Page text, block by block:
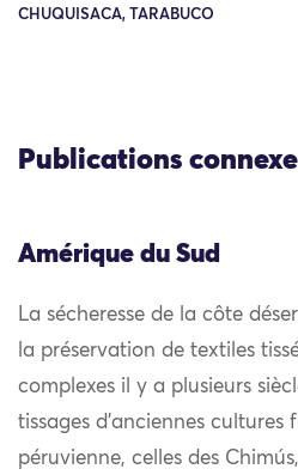
CHUQUISACA, TARABUCO
Publications
Amérique du Sud
La sécheresse de la côte
la préservation de textiles
complexes il y a plusieurs
tissages d’anciennes cultures
péruvienne, celles des